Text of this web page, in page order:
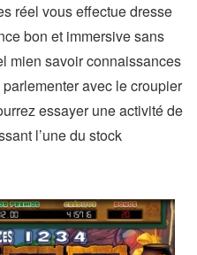
réel vous effectue dresse
bon et immersive sans
mien savoir connaissances
avec le croupier
essayer une activité de
l’une du stock